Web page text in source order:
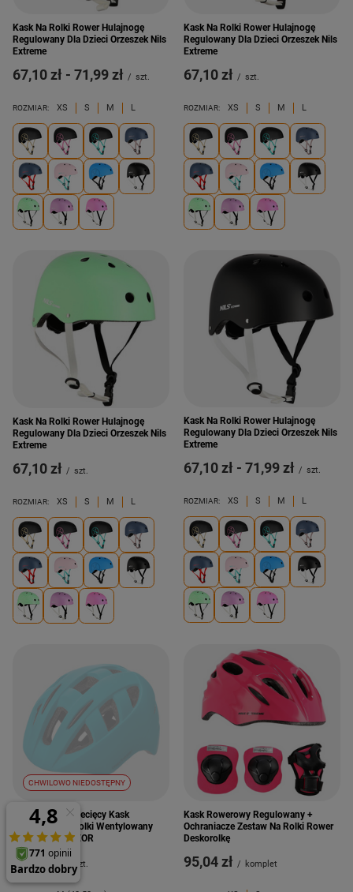
Kask Na Rolki Rower Hulajnogę
Regulowany Dla Dzieci Orzeszek Nils
Extreme
od
67,10 zł - do
71,99 zł / szt.
ROZMIAR: XS S M L
Kask Na Rolki Rower Hulajnogę
Regulowany Dla Dzieci Orzeszek Nils
Extreme
67,10 zł / szt.
ROZMIAR: XS S M L
Kask Na Rolki Rower Hulajnogę
Regulowany Dla Dzieci Orzeszek Nils
Extreme
67,10 zł / szt.
ROZMIAR: XS S M L
Kask Na Rolki Rower Hulajnogę
Regulowany Dla Dzieci Orzeszek Nils
Extreme
od
67,10 zł - do
71,99 zł / szt.
ROZMIAR: XS S M L
CHWILOWO NIEDOSTĘPNY
Regulowany Dziecięcy Kask
Rowerowy Na Rolki Wentylowany
Ochronny METEOR
65,00 zł szt.
Kask Rowerowy Regulowany +
Ochraniacze Zestaw Na Rolki Rower
Deskorolkę
95,04 zł / komplet